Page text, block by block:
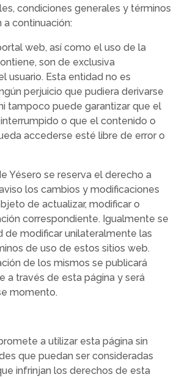
condiciones generales y términos
a continuación:
web, así como el uso de la
son de exclusiva
usuario. Esta entidad no es
perjuicio que pudiera derivarse
tampoco puede garantizar que el
o que el contenido o
accederse esté libre de error o
Yésero se reserva el derecho a
los cambios y modificaciones
de actualizar, modificar o
correspondiente. Igualmente se
de modificar unilateralmente las
de uso de estos sitios web.
de los mismos se publicará
a través de esta página y será
momento.
a utilizar esta página sin
que puedan ser consideradas
infrinjan los derechos de esta